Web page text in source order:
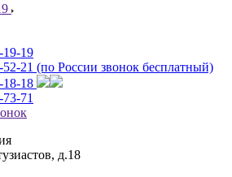
19-19
21 (по России звонок бесплатный)
18-18
71
д.18